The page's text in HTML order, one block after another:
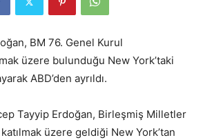
BM 76. Genel Kurul
üzere bulunduğu New York’taki
ABD’den ayrıldı.
Tayyip Erdoğan, Birleşmiş Milletler
üzere geldiği New York’tan